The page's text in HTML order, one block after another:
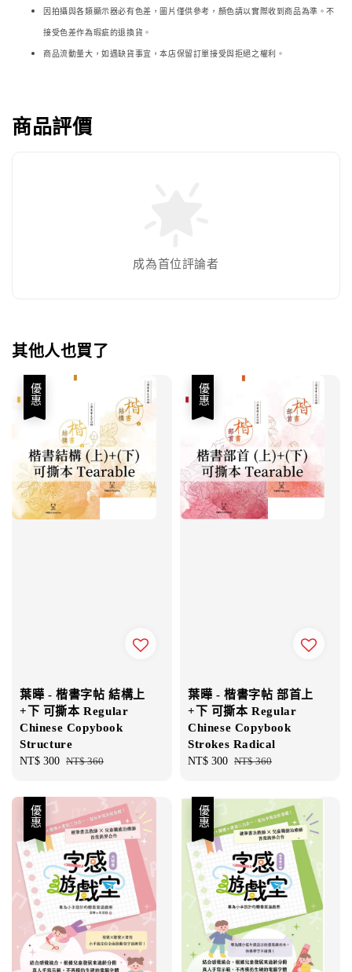
因拍攝與各類顯示器必有色差，圖片僅供參考，顏色請以實際收到商品為準。不
接受色差作為瑕疵的退換貨。
商品流動量大，如遇缺貨事宜，本店保留訂單接受與拒絕之權利。
商品評價
成為首位評論者
其他人也買了
優惠
葉曄 - 楷書字帖 結構上
+下 可撕本 Regular
Chinese Copybook
Structure
Sale
NT$ 300 Regular
NT$ 360
優惠
葉曄 - 楷書字帖 部首上
+下 可撕本 Regular
Chinese Copybook
Strokes Radical
Sale
NT$ 300 Regular
NT$ 360
優惠 優惠